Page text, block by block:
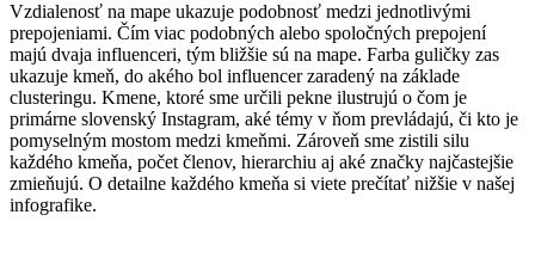
Vzdialenosť na mape ukazuje podobnosť medzi jednotlivými
prepojeniami. Čím viac podobných alebo spoločných prepojení
majú dvaja influenceri, tým bližšie sú na mape. Farba guličky zas
ukazuje kmeň, do akého bol influencer zaradený na základe
clusteringu. Kmene, ktoré sme určili pekne ilustrujú o čom je
primárne slovenský Instagram, aké témy v ňom prevládajú, či kto je
pomyselným mostom medzi kmeňmi. Zároveň sme zistili silu
každého kmeňa, počet členov, hierarchiu aj aké značky najčastejšie
zmieňujú. O detailne každého kmeňa si viete prečítať nižšie v našej
infografike.